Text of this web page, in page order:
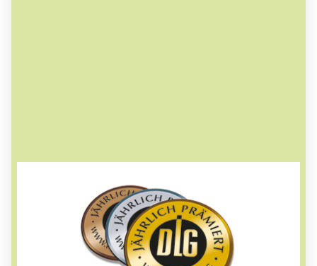
Messbare Qualität
Die Landhausküche wird regelmäßig von der
Deutschen Landwirtschafts-Gesellschaft (DLG)
geprüft und nach DIN ISO 9001 zertifiziert. Das